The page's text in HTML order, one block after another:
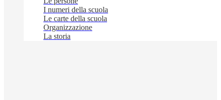
I numeri della scuola
Le carte della scuola
Organizzazione
La storia